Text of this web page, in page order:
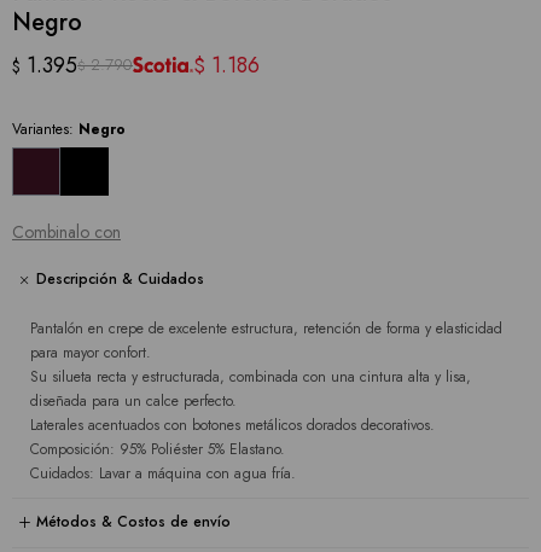
Negro
$ 1.395$ 2.790 $ 1.186
Variantes: Negro
Combinalo con
Descripción & Cuidados
Pantalón en crepe de excelente estructura, retención de forma y elasticidad
para mayor confort.
Su silueta recta y estructurada, combinada con una cintura alta y lisa,
diseñada para un calce perfecto.
Laterales acentuados con botones metálicos dorados decorativos.
Composición: 95% Poliéster 5% Elastano.
Cuidados: Lavar a máquina con agua fría.
Métodos & Costos de envío